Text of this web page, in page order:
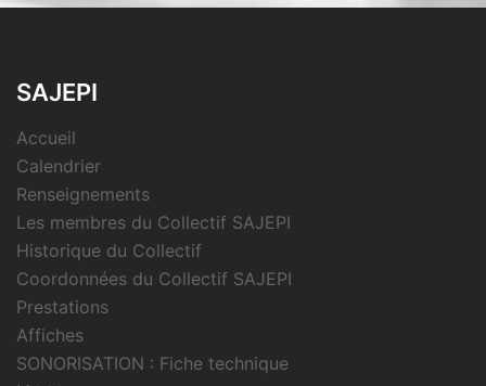
SAJEPI
Accueil
Calendrier
Renseignements
Les membres du Collectif SAJEPI
Historique du Collectif
Coordonnées du Collectif SAJEPI
Prestations
Affiches
SONORISATION : Fiche technique